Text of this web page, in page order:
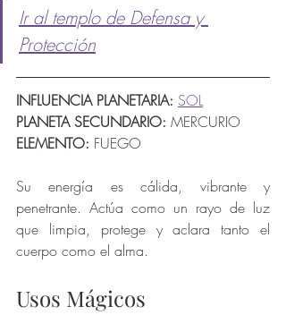
Ir al templo de Defensa y
Protección
INFLUENCIA PLANETARIA: SOL
PLANETA SECUNDARIO: MERCURIO
ELEMENTO: FUEGO
Su energía es cálida, vibrante y
penetrante. Actúa como un rayo de luz
que limpia, protege y aclara tanto el
cuerpo como el alma.
Usos Mágicos